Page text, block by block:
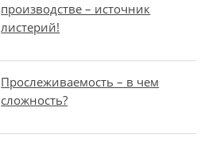
производстве – источник
листерий!
Прослеживаемость – в чем
сложность?